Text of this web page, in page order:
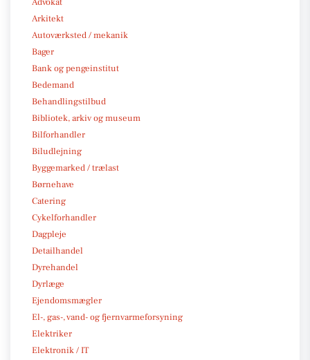
Arkitekt
Autoværksted / mekanik
Bager
Bank og pengeinstitut
Bedemand
Behandlingstilbud
Bibliotek, arkiv og museum
Bilforhandler
Biludlejning
Byggemarked / trælast
Børnehave
Catering
Cykelforhandler
Dagpleje
Detailhandel
Dyrehandel
Dyrlæge
Ejendomsmægler
El-, gas-, vand- og fjernvarmeforsyning
Elektriker
Elektronik / IT